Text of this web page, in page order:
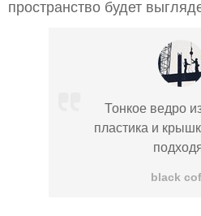
пространство будет
Тонкое ведро
пластика и
black